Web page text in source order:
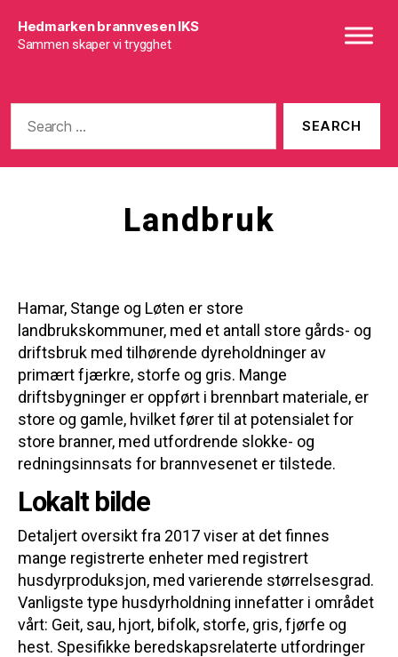
Hedmarken brannvesen IKS
Sammen skaper vi trygghet
for:
Landbruk
Hamar, Stange og Løten er store
landbrukskommuner, med et antall store gårds- og
driftsbruk med tilhørende dyreholdninger av
primært fjærkre, storfe og gris. Mange
driftsbygninger er oppført i brennbart materiale, er
store og gamle, hvilket fører til at potensialet for
store branner, med utfordrende slokke- og
redningsinnsats for brannvesenet er tilstede.
Lokalt bilde
Detaljert oversikt fra 2017 viser at det finnes
mange registrerte enheter med registrert
husdyrproduksjon, med varierende størrelsesgrad.
Vanligste type husdyrholdning innefatter i området
vårt: Geit, sau, hjort, bifolk, storfe, gris, fjørfe og
hest. Spesifikke beredskapsrelaterte utfordringer